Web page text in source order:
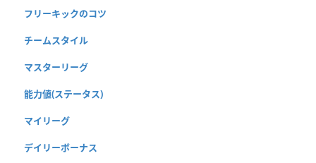
フリーキックのコツ
チームスタイル
マスターリーグ
能力値(ステータス)
マイリーグ
デイリーボーナス